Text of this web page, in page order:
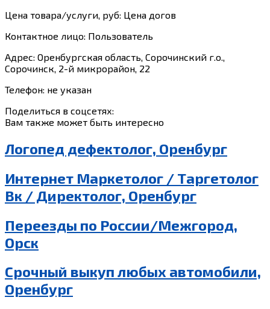
Цена товара/услуги, руб: Цена догов
Контактное лицо: Пользователь
Адрес: Оренбургская область, Сорочинский г.о.,
Сорочинск, 2-й микрорайон, 22
Телефон: не указан
Поделиться в соцсетях:
Вам также может быть интересно
Логопед дефектолог, Оренбург
Интернет Маркетолог / Таргетолог
Вк / Директолог, Оренбург
Переезды по России/Межгород,
Орск
Срочный выкуп любых автомобили,
Оренбург